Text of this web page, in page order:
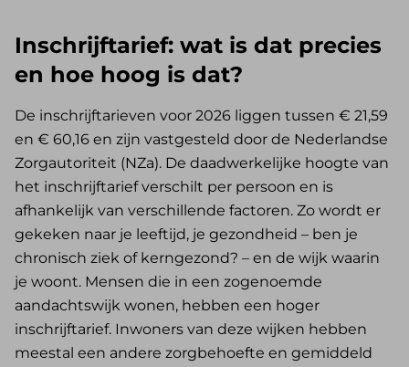
Inschrijftarief: wat is dat precies
en hoe hoog is dat?
De inschrijftarieven voor 2026 liggen tussen € 21,59
en € 60,16 en zijn vastgesteld door de Nederlandse
Zorgautoriteit (NZa). De daadwerkelijke hoogte van
het inschrijftarief verschilt per persoon en is
afhankelijk van verschillende factoren. Zo wordt er
gekeken naar je leeftijd, je gezondheid – ben je
chronisch ziek of kerngezond? – en de wijk waarin
je woont. Mensen die in een zogenoemde
aandachtswijk wonen, hebben een hoger
inschrijftarief. Inwoners van deze wijken hebben
meestal een andere zorgbehoefte en gemiddeld